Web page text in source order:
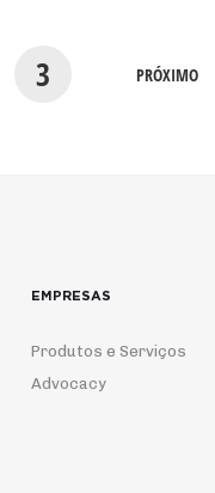
3 PRÓXIMO
EMPRESAS
Produtos e Serviços
Advocacy